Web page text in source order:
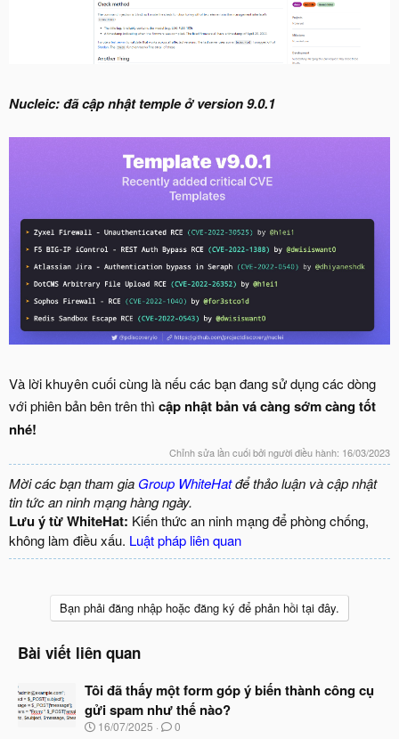
Nucleic: đã cập nhật temple ở version 9.0.1
Và lời khuyên cuối cùng là nếu các bạn đang sử dụng các dòng
với phiên bản bên trên thì cập nhật bản vá càng sớm càng tốt
nhé!
Chỉnh sửa lần cuối bởi người điều hành: 16/03/2023
Mời các bạn tham gia Group WhiteHatđể thảo luận và cập nhật
tin tức an ninh mạng hàng ngày.
Lưu ý từ WhiteHat: Kiến thức an ninh mạng để phòng chống,
không làm điều xấu. Luật pháp liên quan
Bạn phải đăng nhập hoặc đăng ký để phản hồi tại đây.
Bài viết liên quan
Tôi đã thấy một form góp ý biến thành công cụ
gửi spam như thế nào?
N
16/07/2025 0